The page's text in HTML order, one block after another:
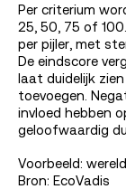
Per criterium
25, 50, 75 of
per pijler, met
De eindscore
laat duidelijk
toevoegen.
invloed hebben
geloofwaardig
Voorbeeld:
Bron: EcoVadis